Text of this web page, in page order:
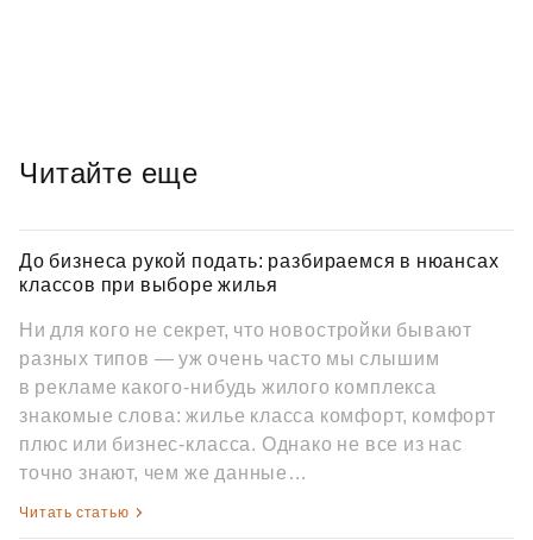
Читайте еще
До бизнеса рукой подать: разбираемся в нюансах
классов при выборе жилья
Ни для кого не секрет, что новостройки бывают
разных типов — уж очень часто мы слышим
в рекламе какого‑нибудь жилого комплекса
знакомые слова: жилье класса комфорт, комфорт
плюс или бизнес‑класса. Однако не все из нас
точно знают, чем же данные…
Читать статью